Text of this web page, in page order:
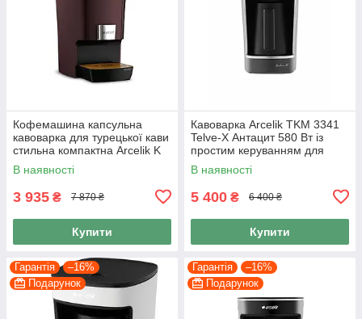
Кофемашина капсульна
кавоварка для турецької кави
стильна компактна Arcelik K
3500 Б/У Grida
В наявності
3 935 ₴ 7 870 ₴
Купити
Кавоварка Arcelik TKM 3341
Telve-X Антацит 580 Вт із
простим керуванням для
дому та офісу
В наявності
5 400 ₴ 6 400 ₴
Купити
Гарантія
–16%
Подарунок
Гарантія
–16%
Подарунок